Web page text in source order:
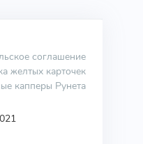
соглашение
желтых карточек
капперы Рунета